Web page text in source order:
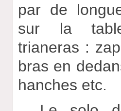
par de
sur la
trianeras :
bras en
hanches etc.